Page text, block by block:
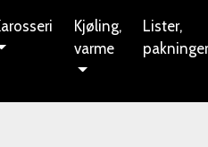
Kjøling,
varme
Lister,
pakninger